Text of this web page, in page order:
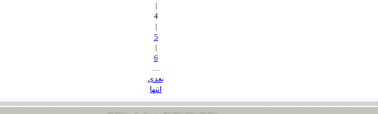
|
4
|
5
|
6
بعدی
انتها